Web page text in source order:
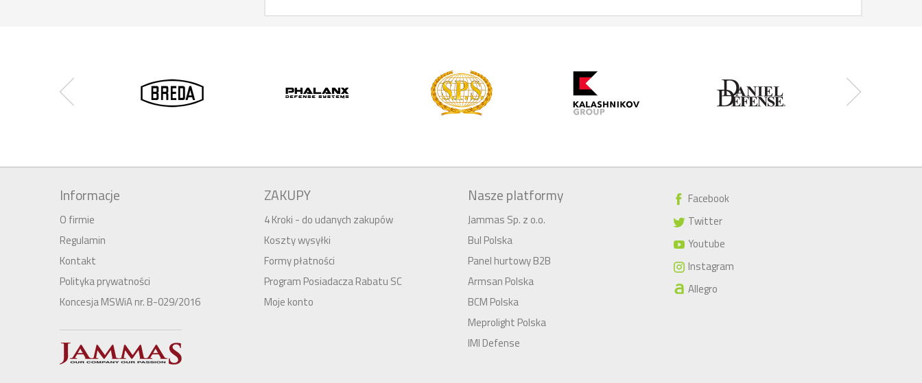
Facebook
Twitter
Youtube
Instagram
Allegro
Informacje
O firmie
Regulamin
Kontakt
Polityka prywatności
Koncesja MSWiA nr. B-029/2016
ZAKUPY
4 Kroki - do udanych zakupów
Koszty wysyłki
Formy płatności
Program Posiadacza Rabatu SC
Moje konto
Nasze platformy
Jammas Sp. z o.o.
Bul Polska
Panel hurtowy B2B
Armsan Polska
BCM Polska
Meprolight Polska
IMI Defense